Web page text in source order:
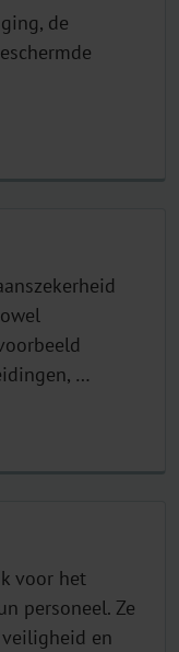
de
…
voor het
personeel. Ze
veiligheid en